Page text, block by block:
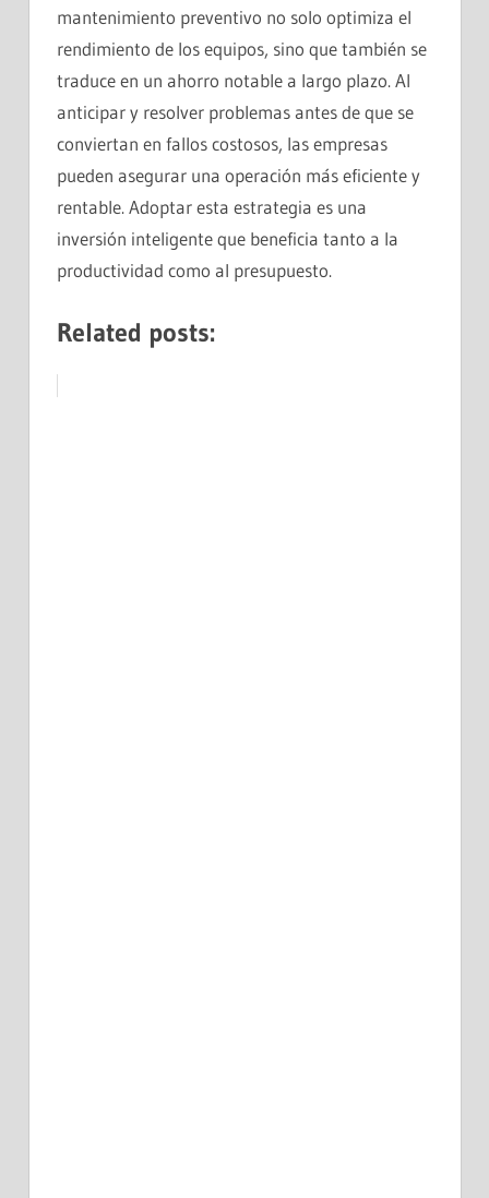
mantenimiento preventivo no solo optimiza el
rendimiento de los equipos, sino que también se
traduce en un ahorro notable a largo plazo. Al
anticipar y resolver problemas antes de que se
conviertan en fallos costosos, las empresas
pueden asegurar una operación más eficiente y
rentable. Adoptar esta estrategia es una
inversión inteligente que beneficia tanto a la
productividad como al presupuesto.
Related posts: